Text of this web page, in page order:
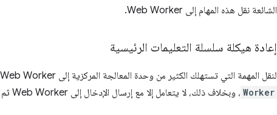
الشائعة نقل هذه المهام إلى Web Worker.
إعادة هيكلة سلسلة التعليمات الرئيسية
لنقل المهمة التي تستهلك الكثير من وحدة المعالجة المركزية إلى Web Worker، يجب أولاً إعادة هيكلة التطبيق. ينشئ الموضوع الرئيسي الآن
Worker ، وبخلاف ذلك، لا يتعامل إلا مع إرسال الإدخال إلى Web Worker ثم تلقّي الإخراج وعرضه.